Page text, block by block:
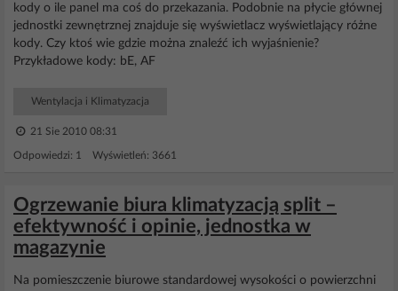
kody o ile panel ma coś do przekazania. Podobnie na płycie głównej
jednostki zewnętrznej znajduje się wyświetlacz wyświetlający różne
kody. Czy ktoś wie gdzie można znaleźć ich wyjaśnienie?
Przykładowe kody: bE, AF
Wentylacja i Klimatyzacja
21 Sie 2010 08:31
Odpowiedzi: 1 Wyświetleń: 3661
Ogrzewanie biura klimatyzacją split –
efektywność i opinie, jednostka w
magazynie
Na pomieszczenie biurowe standardowej wysokości o powierzchni